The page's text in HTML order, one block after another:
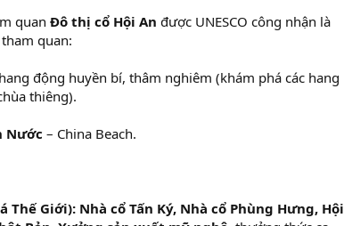
quan Đô thị cổ Hội An được UNESCO công nhận là
quan:
động huyền bí, thâm nghiêm (khám phá các hang
thiêng).
Nước – China Beach.
Thế Giới): Nhà cổ Tấn Ký, Nhà cổ Phùng Hưng, Hội